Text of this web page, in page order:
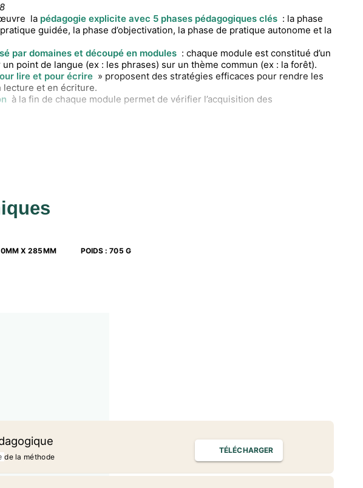
la pédagogie explicite avec 5 phases pédagogiques clés : la phase
guidée, la phase d’objectivation, la phase de pratique autonome et la
par domaines et découpé en modules : chaque module est constitué d’un
point de langue (ex : les phrases) sur un thème commun (ex : la forêt).
lire et pour écrire » proposent des stratégies efficaces pour rendre les
lecture et en écriture.
à la fin de chaque module permet de vérifier l’acquisition des
courts.
comprend les évaluations par module.
X 285MM POIDS :705 G
de la méthode
TÉLÉCHARGER